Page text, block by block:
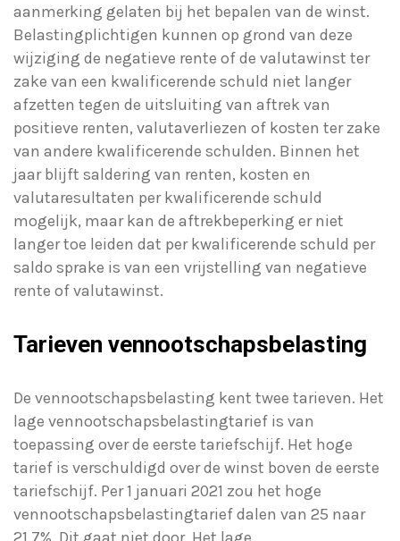
aanmerking gelaten bij het bepalen van de winst.
Belastingplichtigen kunnen op grond van deze
wijziging de negatieve rente of de valutawinst ter
zake van een kwalificerende schuld niet langer
afzetten tegen de uitsluiting van aftrek van
positieve renten, valutaverliezen of kosten ter zake
van andere kwalificerende schulden. Binnen het
jaar blijft saldering van renten, kosten en
valutaresultaten per kwalificerende schuld
mogelijk, maar kan de aftrekbeperking er niet
langer toe leiden dat per kwalificerende schuld per
saldo sprake is van een vrijstelling van negatieve
rente of valutawinst.
Tarieven vennootschapsbelasting
De vennootschapsbelasting kent twee tarieven. Het
lage vennootschapsbelastingtarief is van
toepassing over de eerste tariefschijf. Het hoge
tarief is verschuldigd over de winst boven de eerste
tariefschijf. Per 1 januari 2021 zou het hoge
vennootschapsbelastingtarief dalen van 25 naar